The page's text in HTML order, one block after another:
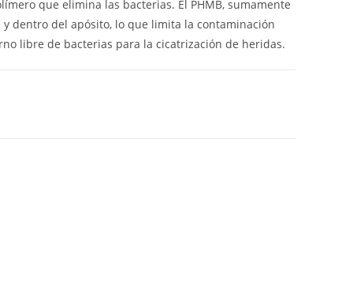
que elimina las bacterias. El PHMB, sumamente
y dentro del apósito, lo que limita la contaminación
libre de bacterias para la cicatrización de heridas.